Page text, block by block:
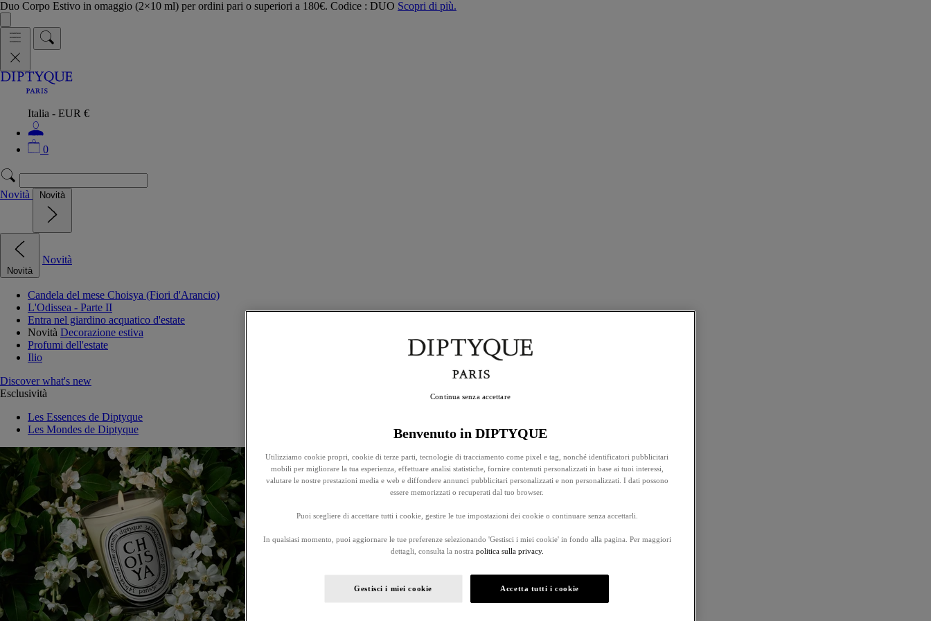
Duo Corpo Estivo in omaggio (2×10 ml) per ordini pari o superiori a 180€. Codice : DUO Scopri di più.
Italia - EUR €
0
Novità Novità
Novità
Novità
Candela del mese Choisya (Fiori d'Arancio)
L'Odissea - Parte II
Entra nel giardino acquatico d'estate
Novità Decorazione estiva
Profumi dell'estate
Ilio
Discover what's new
Esclusività
Les Essences de Diptyque
Les Mondes de Diptyque
Benvenuto in DIPTYQUE
Utilizziamo cookie propri, cookie di terze parti, tecnologie di tracciamento come pixel e tag, nonché identificatori pubblicitari
mobili per migliorare la tua esperienza, effettuare analisi statistiche, fornire contenuti personalizzati in base ai tuoi interessi,
valutare le nostre prestazioni media e web e diffondere annunci pubblicitari personalizzati e non personalizzati. I dati possono
essere memorizzati o recuperati dal tuo browser.
Puoi scegliere di accettare tutti i cookie, gestire le tue impostazioni dei cookie o continuare senza accettarli.
In qualsiasi momento, puoi aggiornare le tue preferenze selezionando 'Gestisci i miei cookie' in fondo alla pagina. Per maggiori
dettagli, consulta la nostra politica sulla privacy.
Gestisci i miei cookie Accetta tutti i cookie
Continua senza accettare